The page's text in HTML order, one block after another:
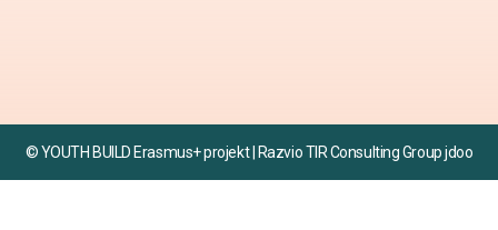
© YOUTH BUILD Erasmus+ projekt | Razvio TIR Consulting Group jdoo